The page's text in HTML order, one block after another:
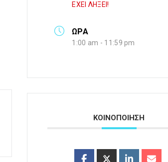
ΕΧΕΙ ΛΗΞΕΙ!
ΩΡΑ
1:00 am - 11:59 pm
ΚΟΙΝΟΠΟΙΗΣΗ